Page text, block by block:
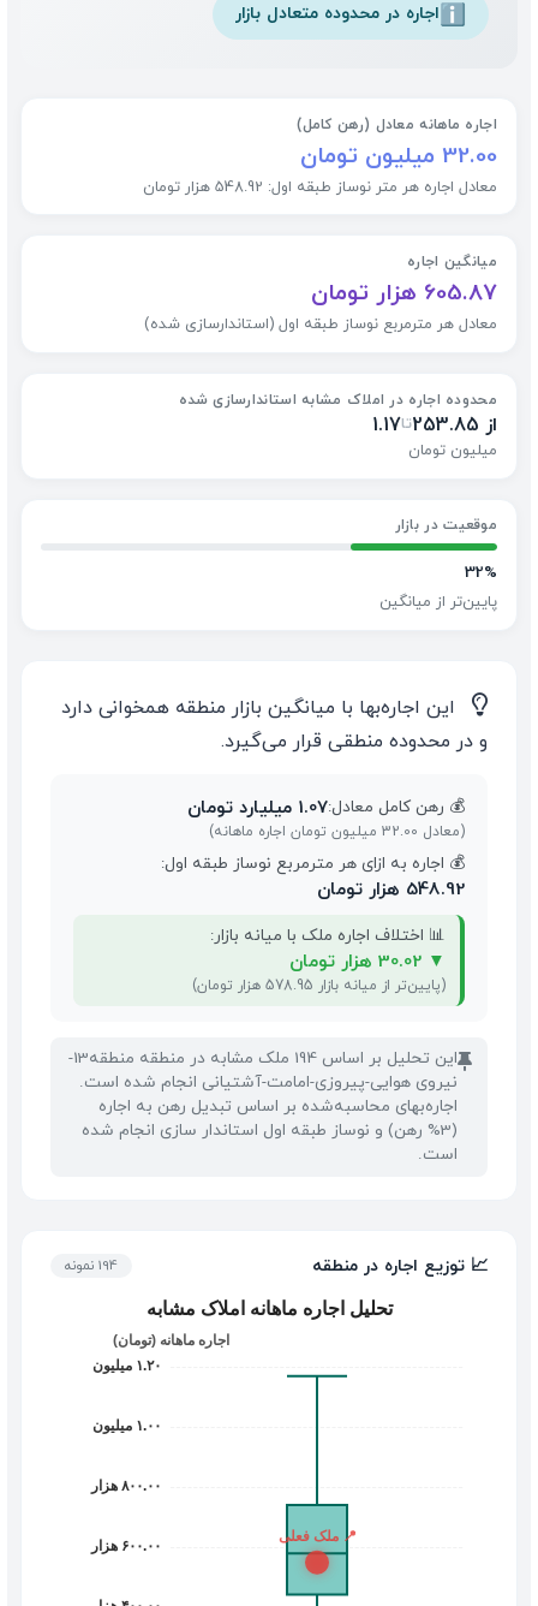
ℹ️ اجاره در محدوده متعادل بازار
اجاره ماهانه معادل (رهن کامل)
32.00 میلیون تومان
معادل اجاره هر متر نوساز طبقه اول: 548.92 هزار تومان
میانگین اجاره
605.87 هزار تومان
معادل هر مترمربع نوساز طبقه اول (استاندارسازی شده)
محدوده اجاره در املاک مشابه استاندارسازی شده
از 253.85 تا1.17
میلیون تومان
موقعیت در بازار
32%
پایین‌تر از میانگین
💡
این اجاره‌بها با میانگین بازار منطقه همخوانی دارد
و در محدوده منطقی قرار می‌گیرد.
💰 رهن کامل معادل:1.07 میلیارد تومان
(معادل 32.00 میلیون تومان اجاره ماهانه)
💰 اجاره به ازای هر مترمربع نوساز طبقه اول:
548.92 هزار تومان
📊 اختلاف اجاره ملک با میانه بازار:
▼30.02 هزار تومان
(پایین‌تر از میانه بازار 578.95 هزار تومان)
📌
این تحلیل بر اساس 194 ملک مشابه در منطقه منطقه13-
نیروی هوایی-پیروزی-امامت-آشتیانی انجام شده است.
اجاره‌بهای محاسبه‌شده بر اساس تبدیل رهن به اجاره
(3% رهن) و نوساز طبقه اول استاندار سازی انجام شده
است.
📈 توزیع اجاره در منطقه 194 نمونه